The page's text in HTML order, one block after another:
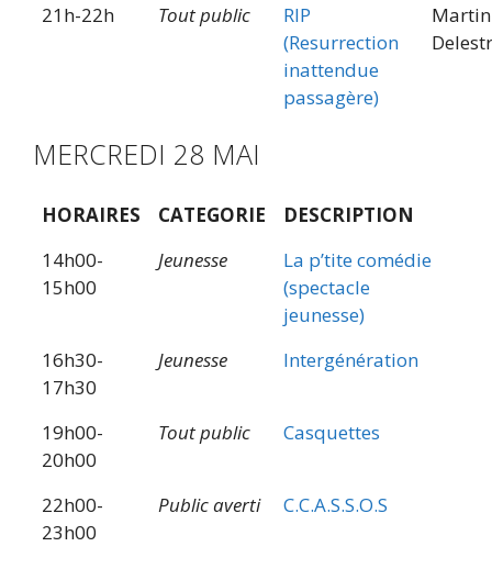
21h-22h
Tout public
RIP
(Resurrection
inattendue
passagère)
Martin
MERCREDI 28 MAI
HORAIRES CATEGORIE
DESCRIPTION
14h00-
15h00
Jeunesse
La p’tite comédie
(spectacle
jeunesse)
16h30-
17h30
Jeunesse Intergénération
19h00-
20h00
Tout public Casquettes
22h00-
23h00
Public averti C.C.A.S.S.O.S